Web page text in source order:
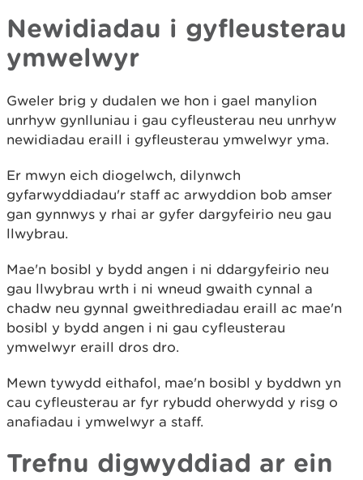
Newidiadau i gyfleusterau
ymwelwyr
Gweler brig y dudalen we hon i gael manylion
unrhyw gynlluniau i gau cyfleusterau neu unrhyw
newidiadau eraill i gyfleusterau ymwelwyr yma.
Er mwyn eich diogelwch, dilynwch
gyfarwyddiadau'r staff ac arwyddion bob amser
gan gynnwys y rhai ar gyfer dargyfeirio neu gau
llwybrau.
Mae'n bosibl y bydd angen i ni ddargyfeirio neu
gau llwybrau wrth i ni wneud gwaith cynnal a
chadw neu gynnal gweithrediadau eraill ac mae'n
bosibl y bydd angen i ni gau cyfleusterau
ymwelwyr eraill dros dro.
Mewn tywydd eithafol, mae'n bosibl y byddwn yn
cau cyfleusterau ar fyr rybudd oherwydd y risg o
anafiadau i ymwelwyr a staff.
Trefnu digwyddiad ar ein